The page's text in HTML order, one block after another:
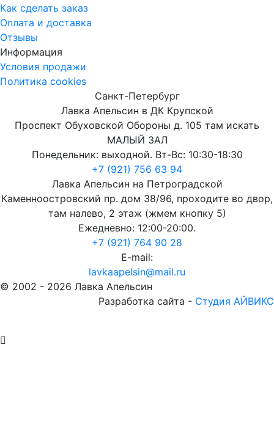
Как сделать заказ
Оплата и доставка
Отзывы
Информация
Условия продажи
Политика cookies
Санкт-Петербург
Лавка Апельсин в ДК Крупской
Проспект Обуховской Обороны д. 105 там искать
МАЛЫЙ ЗАЛ
Понедельник: выходной. Вт-Вс: 10:30-18:30
+7 (921) 756 63 94
Лавка Апельсин на Петроградской
Каменноостровский пр. дом 38/96, проходите во двор,
там налево, 2 этаж (жмем кнопку 5)
Ежедневно: 12:00-20:00.
+7 (921) 764 90 28
E-mail:
lavkaapelsin@mail.ru
© 2002 - 2026 Лавка Апельсин
Разработка сайта - Студия АЙВИКС